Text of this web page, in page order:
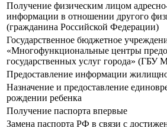
Получение физическим лицом
информации в отношении другого
(гражданина Российской Федерации)
Государственное бюджетное
«Многофункциональные центры
государственных услуг города» (ГБУ
Предоставление информации
Назначение и предоставление
рождении ребенка
Получение паспорта впервые
Замена паспорта РФ в связи с